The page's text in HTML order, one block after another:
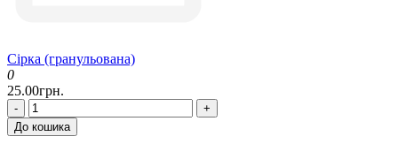
Сірка (гранульована)
0
25.00грн.
-
+
До кошика